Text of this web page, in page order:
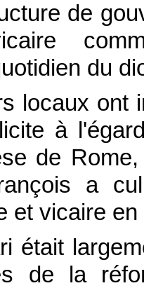
de
du
locaux ont
à
de
a
et vicaire en
était
de la